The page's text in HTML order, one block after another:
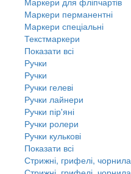
Маркери перманентні
Маркери спеціальні
Текстмаркери
Показати всі
Ручки
Ручки
Ручки гелеві
Ручки лайнери
Ручки пір'яні
Ручки ролери
Ручки кулькові
Показати всі
Стрижні, грифелі, чорнила